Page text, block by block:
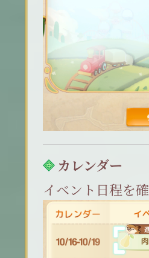
カレンダー
イベント日程を確